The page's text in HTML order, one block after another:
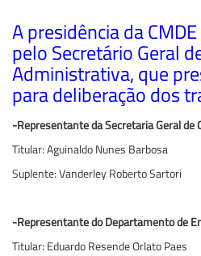
A presidência da
pelo Secretário Geral
Administrativa, que
para deliberação dos
-Representante da Secretaria Geral
Titular: Aguinaldo Nunes Barbosa
Suplente: Vanderley Roberto Sartori
-Representante do Departamento de
Titular: Eduardo Resende Orlato Paes